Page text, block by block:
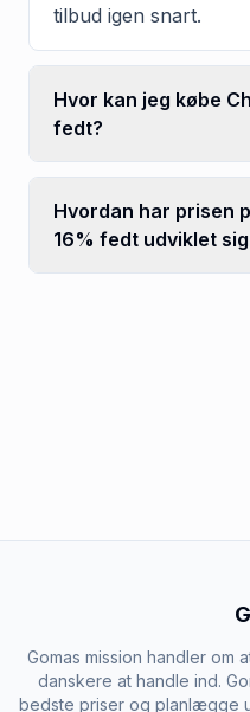
tilbud igen snart.
Hvor kan jeg købe
fedt?
Hvordan har prisen
16% fedt udviklet
Gomas mission handler
danskere at handle ind.
bedste priser og planlægge